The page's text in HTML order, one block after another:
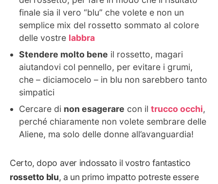
finale sia il vero “blu” che volete e non un
semplice mix del rossetto sommato al colore
delle vostre labbra
Stendere molto bene il rossetto, magari
aiutandovi col pennello, per evitare i grumi,
che – diciamocelo – in blu non sarebbero tanto
simpatici
Cercare di non esagerare con iltrucco occhi,
perché chiaramente non volete sembrare delle
Aliene, ma solo delle donne all’avanguardia!
Certo, dopo aver indossato il vostro fantastico
rossetto blu, a un primo impatto potreste essere